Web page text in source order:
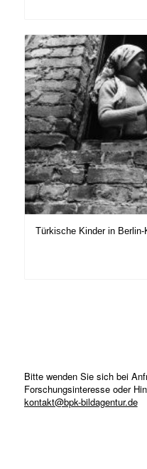
Türkische Kinder in Berlin-
Bitte wenden Sie sich bei
Forschungsinteresse oder
kontakt@bpk-bildagentur.de